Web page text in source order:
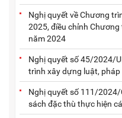
Nghị quyết về Chương
2025, điều chỉnh
năm 2024
Nghị quyết số 45/2024/
trình xây dựng luật,
Nghị quyết số 111/2024/
sách đặc thù thực hiện